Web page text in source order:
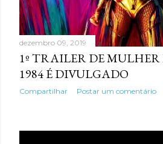
dezembro 09, 2019
1º TRAILER DE
1984 É DIVULGADO
Compartilhar Postar um comentário